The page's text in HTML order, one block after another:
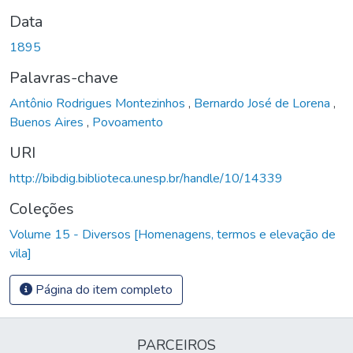
Data
1895
Palavras-chave
Antônio Rodrigues Montezinhos , Bernardo José de Lorena ,
Buenos Aires , Povoamento
URI
http://bibdig.biblioteca.unesp.br/handle/10/14339
Coleções
Volume 15 - Diversos [Homenagens, termos e elevação de
vila]
Página do item completo
PARCEIROS